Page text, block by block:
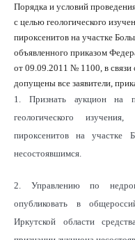
Порядка и условий
с целью геологического
пироксенитов на участке
объявленного приказом
от 09.09.2011 № 1100, в связи
допущены все заявители,
1. Признать аукцион на
геологического
пироксенитов на участке
несостоявшимся.
2. Управлению по
опубликовать в
Иркутской области